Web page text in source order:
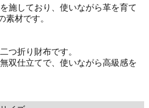
施しており、使いながら革を育て
素材です。
つ折り財布です。
双仕立てで、使いながら高級感を